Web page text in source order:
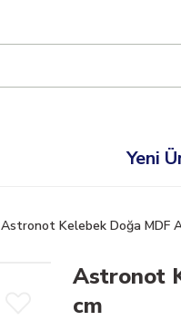
Yeni
Astronot Kelebek Doğa MDF
Astronot
cm